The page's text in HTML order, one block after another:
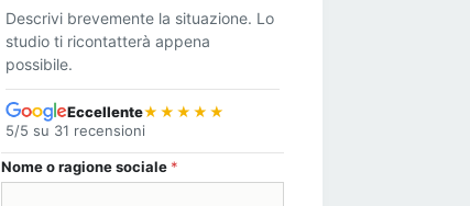
Descrivi brevemente la situazione. Lo
studio ti ricontatterà appena
possibile.
Eccellente★★★★★
5/5 su 31 recensioni
Nome o ragione sociale *